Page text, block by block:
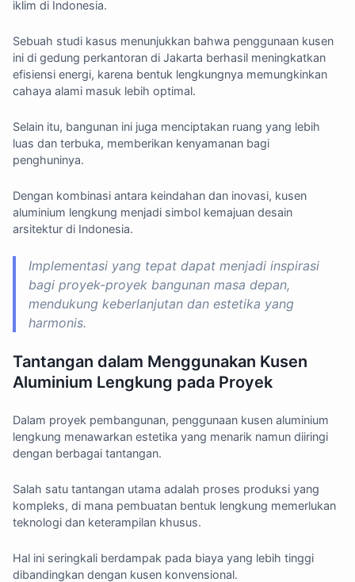
iklim di Indonesia.
Sebuah studi kasus menunjukkan bahwa penggunaan kusen
ini di gedung perkantoran di Jakarta berhasil meningkatkan
efisiensi energi, karena bentuk lengkungnya memungkinkan
cahaya alami masuk lebih optimal.
Selain itu, bangunan ini juga menciptakan ruang yang lebih
luas dan terbuka, memberikan kenyamanan bagi
penghuninya.
Dengan kombinasi antara keindahan dan inovasi, kusen
aluminium lengkung menjadi simbol kemajuan desain
arsitektur di Indonesia.
Implementasi yang tepat dapat menjadi inspirasi
bagi proyek-proyek bangunan masa depan,
mendukung keberlanjutan dan estetika yang
harmonis.
Tantangan dalam Menggunakan Kusen
Aluminium Lengkung pada Proyek
Dalam proyek pembangunan, penggunaan kusen aluminium
lengkung menawarkan estetika yang menarik namun diiringi
dengan berbagai tantangan.
Salah satu tantangan utama adalah proses produksi yang
kompleks, di mana pembuatan bentuk lengkung memerlukan
teknologi dan keterampilan khusus.
Hal ini seringkali berdampak pada biaya yang lebih tinggi
dibandingkan dengan kusen konvensional.